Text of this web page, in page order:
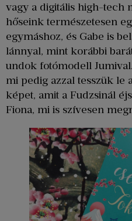
vagy a digitális high-tech
hőseink természetesen
egymáshoz, és Gabe is
lánnyal, mint korábbi
undok fotómodell
mi pedig azzal tesszük le
képet, amit a Fudzsinál
Fiona, mi is szívesen